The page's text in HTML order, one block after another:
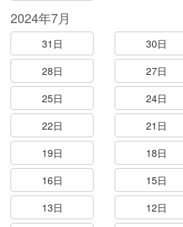
2024年7月
31日 30日
28日
27日
25日
24日
22日
21日
19日
18日
16日
15日
13日
12日